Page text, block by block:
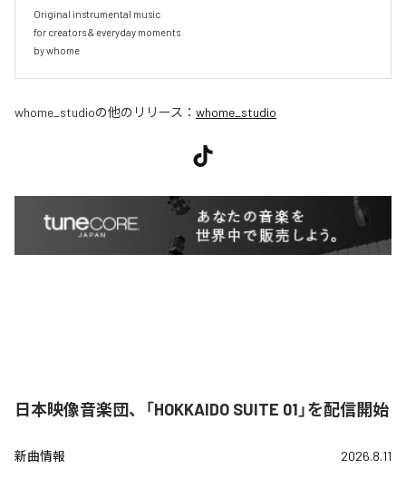
Original instrumental music
for creators & everyday moments
by whome
whome_studioの他のリリース： whome_studio
日本映像音楽団、「HOKKAIDO SUITE 01」を配信開始
新曲情報 2026.8.11